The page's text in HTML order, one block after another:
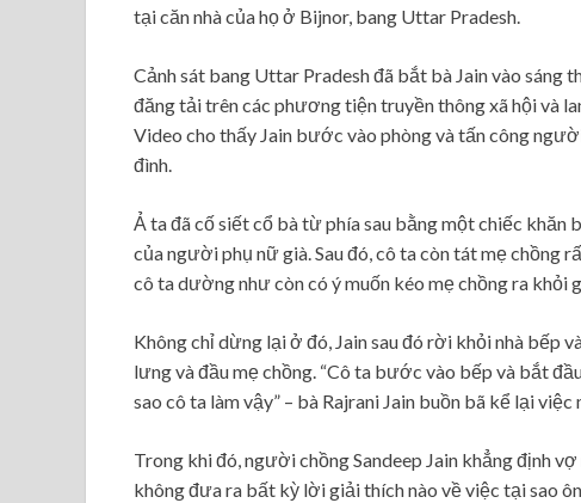
tại căn nhà của họ ở Bijnor, bang Uttar Pradesh.
Cảnh sát bang Uttar Pradesh đã bắt bà Jain vào sáng
đăng tải trên các phương tiện truyền thông xã hội và
Video cho thấy Jain bước vào phòng và tấn công
đình.
Ả ta đã cố siết cổ bà từ phía sau bằng một chiếc khăn
của người phụ nữ già. Sau đó, cô ta còn tát mẹ chồng
cô ta dường như còn có ý muốn kéo mẹ chồng ra khỏi
Không chỉ dừng lại ở đó, Jain sau đó rời khỏi nhà bếp
lưng và đầu mẹ chồng. “Cô ta bước vào bếp và bắt
sao cô ta làm vậy” – bà Rajrani Jain buồn bã kể lại
Trong khi đó, người chồng Sandeep Jain khẳng định
không đưa ra bất kỳ lời giải thích nào về việc tại sao